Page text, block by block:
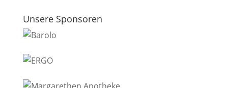
Unsere Sponsoren